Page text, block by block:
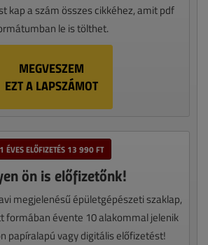
kap a szám összes cikkéhez, amit pdf
le is tölthet.
MEGVESZEM
EZT A LAPSZÁMOT
1 ÉVES ELŐFIZETÉS 13 990 FT
ön is előfizetőnk!
megjelenésű épületgépészeti szaklap,
formában évente 10 alakommal jelenik
papíralapú vagy digitális előfizetést!